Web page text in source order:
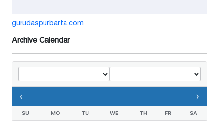
তথ্যবিভ্রাট সংবাদের প্রতিবাদে
gurudaspurbarta.com
Archive Calendar
‹ ›
SU MO TU WE TH FR SA